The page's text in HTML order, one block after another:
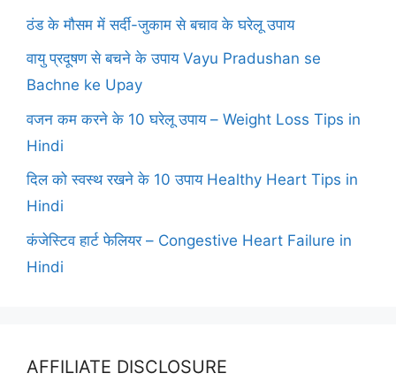
ठंड के मौसम में सर्दी-जुकाम से बचाव के घरेलू उपाय
वायु प्रदूषण से बचने के उपाय Vayu Pradushan se
Bachne ke Upay
वजन कम करने के 10 घरेलू उपाय – Weight Loss Tips in
Hindi
दिल को स्वस्थ रखने के 10 उपाय Healthy Heart Tips in
Hindi
कंजेस्टिव हार्ट फेलियर – Congestive Heart Failure in
Hindi
AFFILIATE DISCLOSURE